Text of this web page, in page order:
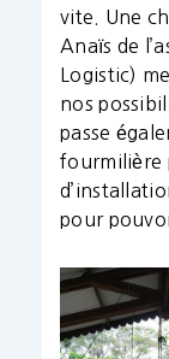
vite. Une
Anaïs de
Logistic)
nos
passe
fourmilière
pour